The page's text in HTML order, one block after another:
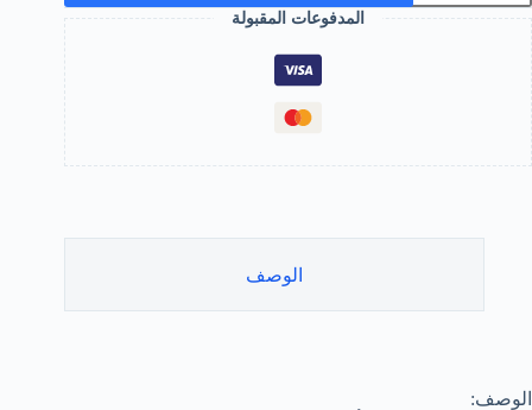
الزيت
الساخن
المعالج
للشعر
بخلاصة
الحبة
السوداء
من
المدفوعات المقبولة
الوصف
الوصف: